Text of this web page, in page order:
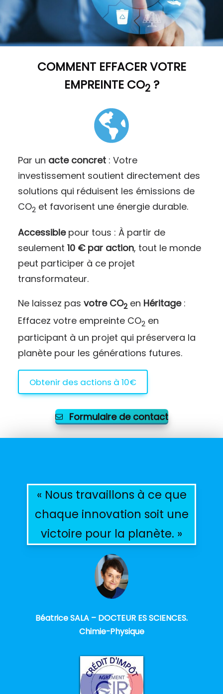
COMMENT EFFACER VOTRE
EMPREINTE CO2?
Par un acte concret: Votre
investissement soutient directement des
solutions qui réduisent les émissions de
CO2 et favorisent une énergie durable.
Accessiblepour tous : À partir de
seulement 10 € par action, tout le monde
peut participer à ce projet
transformateur.
Ne laissez pas votre CO2en Héritage:
Effacez votre empreinte CO2 en
participant à un projet qui préservera la
planète pour les générations futures.
Obtenir des actions à 10€
Formulaire de contact
« Nous travaillons à ce que
chaque innovation soit une
victoire pour la planète. »
Béatrice SALA – DOCTEUR ES SCIENCES.
Chimie-Physique